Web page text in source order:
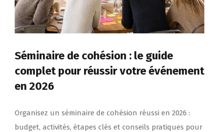
équipe
Séminaire de cohésion : le guide
complet pour réussir votre événement
en 2026
Organisez un séminaire de cohésion réussi en 2026 :
budget, activités, étapes clés et conseils pratiques pour